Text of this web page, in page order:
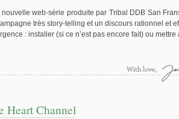
web-série produite par Tribal DDB San
très story-telling et un discours rationnel et
: installer (si ce n’est pas encore fait) ou
Heart Channel